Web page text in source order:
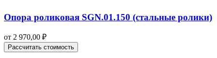
Опора роликовая SGN.01.150 (стальные ролики)
от 2 970,00 ₽
Рассчитать стоимость